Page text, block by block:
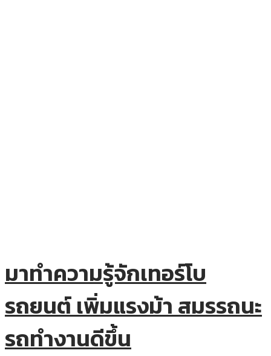
มาทำความรู้จักเทอร์โบ
รถยนต์ เพิ่มแรงม้า สมรรถนะ
รถทำงานดีขึ้น